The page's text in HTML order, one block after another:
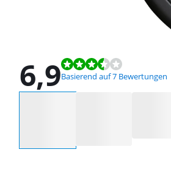
6,9
Bewertet mit 6,9 von 10, basierend auf 7
Basierend auf 7 Bewertungen